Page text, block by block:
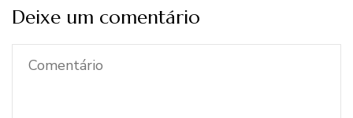
Deixe um comentário